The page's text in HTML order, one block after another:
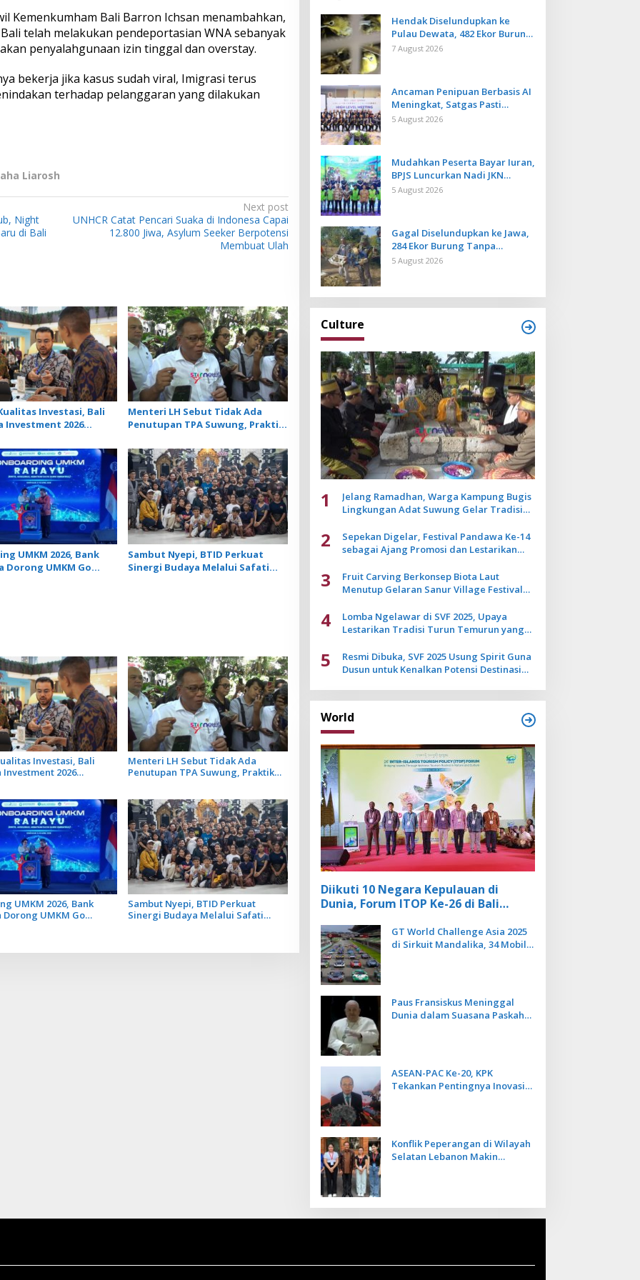
Kemenkumham Bali Barron Ichsan menambahkan,
telah melakukan pendeportasian WNA sebanyak
penyalahgunaan izin tinggal dan overstay.
bekerja jika kasus sudah viral, Imigrasi terus
terhadap pelanggaran yang dilakukan
Liarosh
Night
di Bali
Next post
UNHCR Catat Pencari Suaka di Indonesa Capai
12.800 Jiwa, Asylum Seeker Berpotensi
Membuat Ulah
Investasi, Bali
Investment 2026
ke 35 Investor
Menteri LH Sebut Tidak Ada
Penutupan TPA Suwung, Praktik
UMKM 2026, Bank
Dorong UMKM Go
Sambut Nyepi, BTID Perkuat
Sinergi Budaya Melalui Safati
Investasi, Bali
2026
Menteri LH Sebut Tidak Ada
Penutupan TPA Suwung, Praktik
UMKM 2026, Bank
Dorong UMKM Go
Sambut Nyepi, BTID Perkuat
Sinergi Budaya Melalui Safati
Hendak Diselundupkan ke
Pulau Dewata, 482 Ekor Burung
dari NTB Diamankan Karantina
7 August 2026
Ancaman Penipuan Berbasis AI
Meningkat, Satgas Pasti
Perkuat Penindakan dan
5 August 2026
Mudahkan Peserta Bayar Iuran,
BPJS Luncurkan Nadi JKN
dengan Mekanisme Menabung
5 August 2026
Gagal Diselundupkan ke Jawa,
284 Ekor Burung Tanpa
Dokumen Dilepasliarkan Cegah
5 August 2026
Culture
1
Jelang Ramadhan, Warga Kampung Bugis
Lingkungan Adat Suwung Gelar Tradisi
2
Sepekan Digelar, Festival Pandawa Ke-14
sebagai Ajang Promosi dan Lestarikan
3
Fruit Carving Berkonsep Biota Laut
Menutup Gelaran Sanur Village Festival
4
Lomba Ngelawar di SVF 2025, Upaya
Lestarikan Tradisi Turun Temurun yang
5
Resmi Dibuka, SVF 2025 Usung Spirit Guna
Dusun untuk Kenalkan Potensi Destinasi
World
Diikuti 10 Negara Kepulauan di
Dunia, Forum ITOP Ke-26 di Bali
Berbasis Alam dan Budaya
GT World Challenge Asia 2025
di Sirkuit Mandalika, 34 Mobil
Paus Fransiskus Meninggal
Dunia dalam Suasana Paskah
ASEAN-PAC Ke-20, KPK
Tekankan Pentingnya Inovasi
Konflik Peperangan di Wilayah
Selatan Lebanon Makin